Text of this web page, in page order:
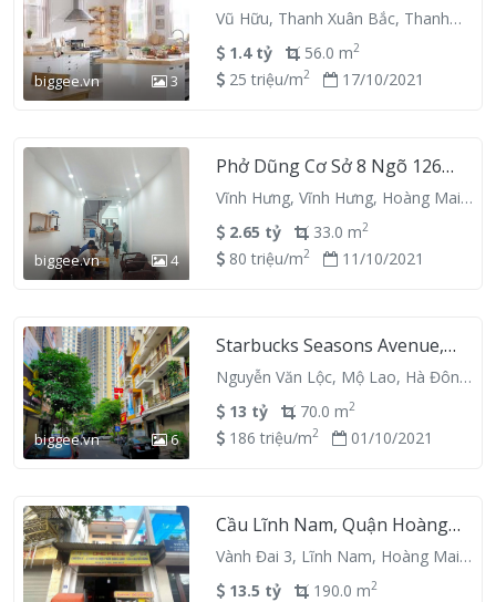
biggee.vn 3
Đức, Quận Thanh Xuân, Hanoi
120500, Vietnam
Vũ Hữu, Thanh Xuân Bắc, Thanh
Xuân, Hà Nội
1.4 tỷ 56.0 m2
25 triệu/m2 17/10/2021
biggee.vn 4
Phở Dũng Cơ Sở 8 Ngõ 126
Vĩnh Hưng, 1A Ngõ 126 Vĩnh
Hưng, Quận Hoàng Mai, Hanoi
127300, Vietnam
Vĩnh Hưng, Vĩnh Hưng, Hoàng Mai,
Hà Nội
2.65 tỷ 33.0 m2
80 triệu/m2 11/10/2021
biggee.vn 6
Starbucks Seasons Avenue,
Toà S4, Seasons Avenue, Lô
CT09, Khu CỔ Ngựa, Mô Lão,
Hà Đông, Quận Hà Đông,
Hanoi 152600, Vietnam
Nguyễn Văn Lộc, Mộ Lao, Hà Đông,
Hà Nội
13 tỷ 70.0 m2
186 triệu/m2 01/10/2021
Cầu Lĩnh Nam, Quận Hoàng
Mai, Hanoi 127800, Vietnam
Vành Đai 3, Lĩnh Nam, Hoàng Mai,
Hà Nội
13.5 tỷ 190.0 m2